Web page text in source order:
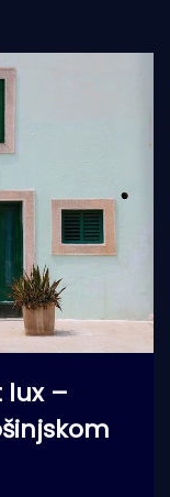
lux –